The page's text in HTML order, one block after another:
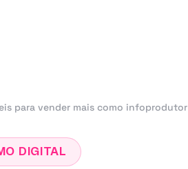
para vender mais como infoprodutor
DIGITAL